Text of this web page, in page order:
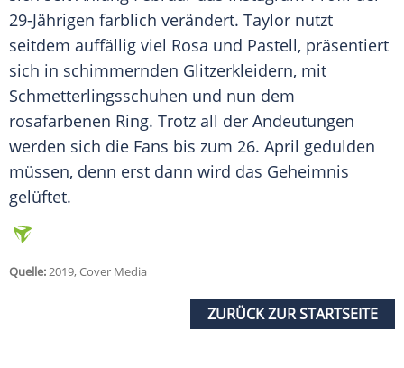
29-Jährigen farblich verändert. Taylor nutzt
seitdem auffällig viel Rosa und Pastell, präsentiert
sich in schimmernden Glitzerkleidern, mit
Schmetterlingsschuhen und nun dem
rosafarbenen Ring. Trotz all der Andeutungen
werden sich die Fans bis zum 26. April gedulden
müssen, denn erst dann wird das Geheimnis
gelüftet.
Quelle:2019, Cover Media
ZURÜCK ZUR STARTSEITE